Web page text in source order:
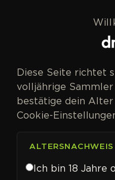
Diese Seite richtet
volljährige Sammler
bestätige dein
Cookie-
ALTERSNACHWEIS
Ich bin 18 Jahre